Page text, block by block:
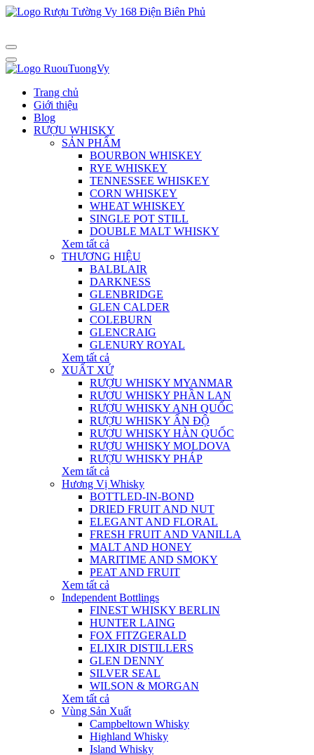
Trang chủ
Giới thiệu
Blog
RƯỢU WHISKY
SẢN PHẨM
BOURBON WHISKEY
RYE WHISKEY
TENNESSEE WHISKEY
CORN WHISKEY
WHEAT WHISKEY
SINGLE POT STILL
DOUBLE MALT WHISKY
Xem tất cả
THƯƠNG HIỆU
BALBLAIR
DARKNESS
GLENBRIDGE
GLEN CALDER
COLEBURN
GLENCRAIG
GLENURY ROYAL
Xem tất cả
XUẤT XỨ
RƯỢU WHISKY MYANMAR
RƯỢU WHISKY PHẦN LAN
RƯỢU WHISKY ANH QUỐC
RƯỢU WHISKY ẤN ĐỘ
RƯỢU WHISKY HÀN QUỐC
RƯỢU WHISKY MOLDOVA
RƯỢU WHISKY PHÁP
Xem tất cả
Hương Vị Whisky
BOTTLED-IN-BOND
DRIED FRUIT AND NUT
ELEGANT AND FLORAL
FRESH FRUIT AND VANILLA
MALT AND HONEY
MARITIME AND SMOKY
PEAT AND FRUIT
Xem tất cả
Independent Bottlings
FINEST WHISKY BERLIN
HUNTER LAING
FOX FITZGERALD
ELIXIR DISTILLERS
GLEN DENNY
SILVER SEAL
WILSON & MORGAN
Xem tất cả
Vùng Sản Xuất
Campbeltown Whisky
Highland Whisky
Island Whisky